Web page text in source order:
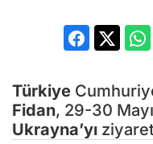
Türkiye
Fidan, 29-30
Ukrayna’yı